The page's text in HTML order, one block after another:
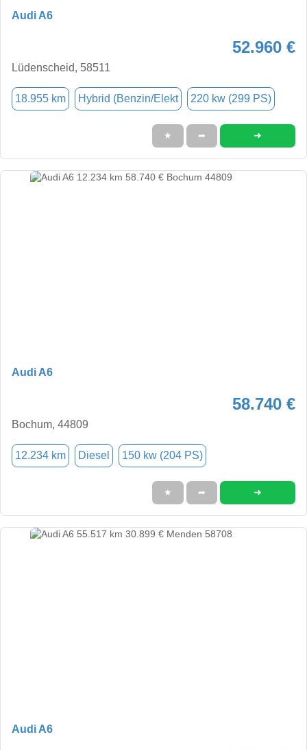
Audi A6
52.960 €
Lüdenscheid, 58511
18.955 km Hybrid (Benzin/Elekt 220 kw (299 PS)
★ ➦ ➜
Audi A6
58.740 €
Bochum, 44809
12.234 km Diesel 150 kw (204 PS)
★ ➦ ➜
Audi A6